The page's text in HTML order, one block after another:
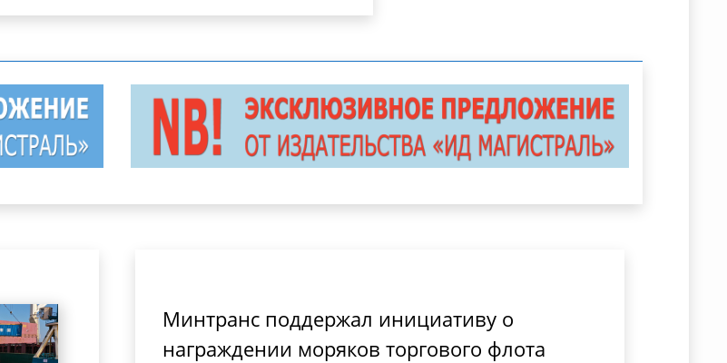
Минтранс поддержал инициативу о
награждении моряков торгового флота